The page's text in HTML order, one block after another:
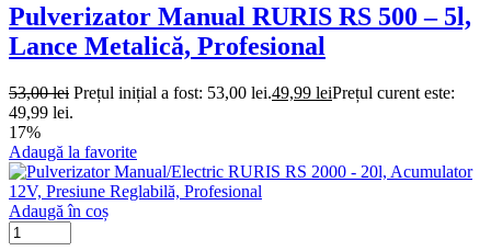
Pulverizator Manual RURIS RS 500 – 5l,
Lance Metalică, Profesional
53,00lei Prețul inițial a fost: 53,00 lei.49,99 leiPrețul curent este:
49,99 lei.
17%
Adaugă la favorite
Adaugă în coș